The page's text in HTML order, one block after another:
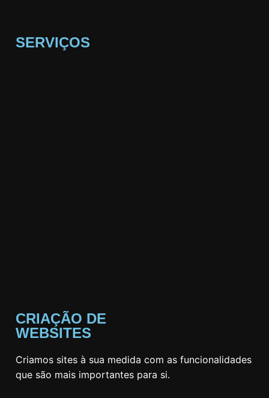
SERVIÇOS
CRIAÇÃO DE
WEBSITES
Criamos sites à sua medida com as funcionalidades
que são mais importantes para si.